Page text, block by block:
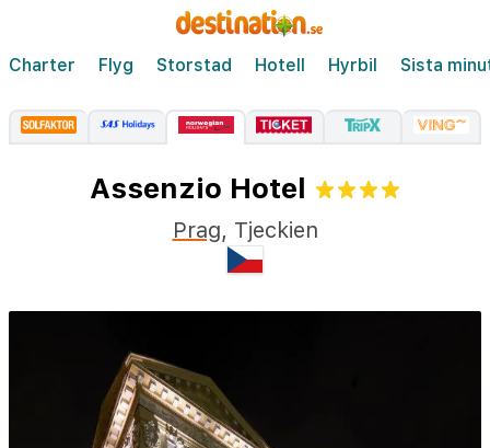
Charter Flyg Storstad Hotell Hyrbil Sista
Assenzio Hotel
Prag, Tjeckien